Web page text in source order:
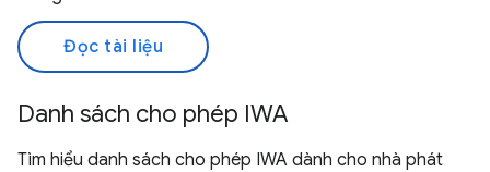
Đọc tài liệu
Danh sách cho phép IWA
Tìm hiểu danh sách cho phép IWA dành cho nhà phát